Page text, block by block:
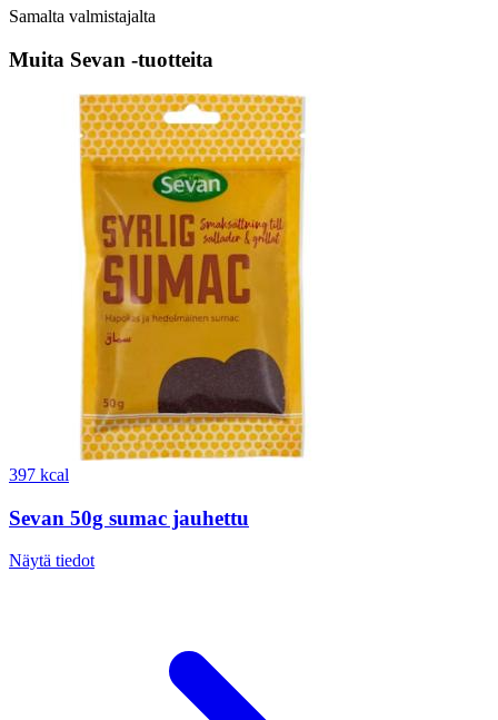
Samalta valmistajalta
Muita Sevan -tuotteita
397 kcal
Sevan 50g sumac jauhettu
Näytä tiedot